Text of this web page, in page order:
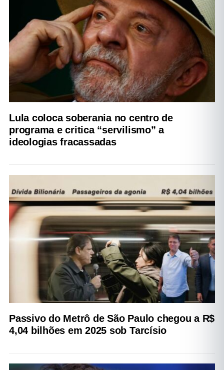
Lula coloca soberania no centro de
programa e critica “servilismo” a
ideologias fracassadas
Passivo do Metrô de São Paulo chegou a R$
4,04 bilhões em 2025 sob Tarcísio